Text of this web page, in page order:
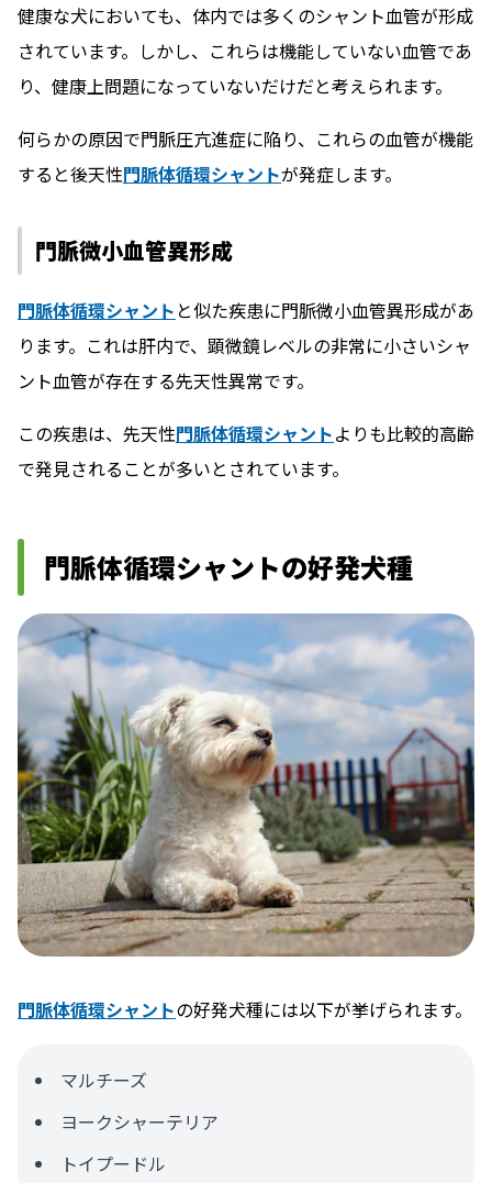
健康な犬においても、体内では多くのシャント血管が形成
されています。しかし、これらは機能していない血管であ
り、健康上問題になっていないだけだと考えられます。
何らかの原因で門脈圧亢進症に陥り、これらの血管が機能
すると後天性門脈体循環シャントが発症します。
門脈微小血管異形成
門脈体循環シャント と似た疾患に門脈微小血管異形成があ
ります。これは肝内で、顕微鏡レベルの非常に小さいシャ
ント血管が存在する先天性異常です。
この疾患は、先天性門脈体循環シャントよりも比較的高齢
で発見されることが多いとされています。
門脈体循環シャントの好発犬種
門脈体循環シャントの好発犬種には以下が挙げられます。
マルチーズ
ヨークシャーテリア
トイプードル